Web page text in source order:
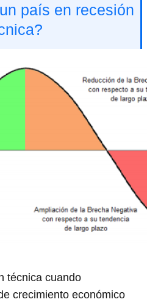
país en recesión
técnica cuando
crecimiento económico